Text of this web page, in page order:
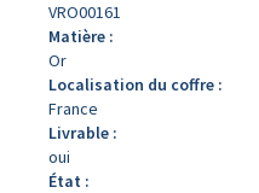
VRO00161
Matière :
Or
Localisation du coffre :
France
Livrable :
oui
État :